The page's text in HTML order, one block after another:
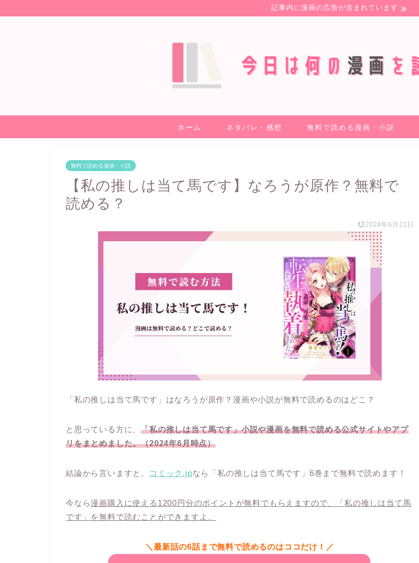
記事内に漫画の広告が含まれています
ホーム ネタバレ・感想 無料で読める漫画・小説
無料で読める漫画・小説
【私の推しは当て馬です】なろうが原作？無料で
読める？
2024年6月21日
「私の推しは当て馬です」はなろうが原作？漫画や小説が無料で読めるのはどこ？
と思っている方に、「私の推しは当て馬です」小説や漫画を無料で読める公式サイトやアプ
リをまとめました。（2024年6月時点）
結論から言いますと、 コミック.jpなら「私の推しは当て馬です」6巻まで無料で読めます！
今なら漫画購入に使える1200円分のポイントが無料でもらえますので、「私の推しは当て馬
です」を無料で読むことができますよ。
＼最新話の6話まで無料で読めるのはココだけ！／